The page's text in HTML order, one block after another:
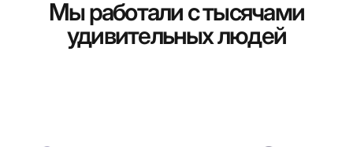
Мы работали с тысячами
удивительных людей